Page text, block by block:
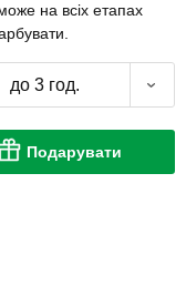
на всіх етапах
до 3 год.
Подарувати